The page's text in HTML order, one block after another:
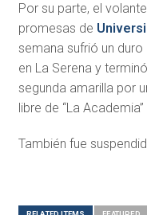
Por su parte, el volante
promesas de
semana sufrió un
en La Serena y
segunda amarilla por
libre de “La
También fue